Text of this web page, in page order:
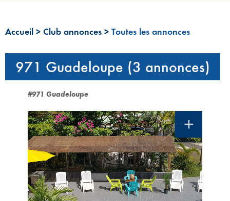
Accueil > Club annonces > Toutes les annonces
971 Guadeloupe (3 annonces)
#971 Guadeloupe